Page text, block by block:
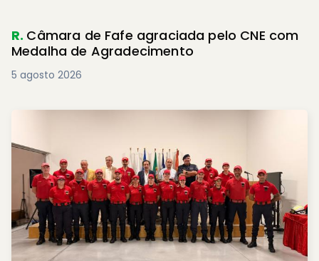
R. Câmara de Fafe agraciada pelo CNE com
Medalha de Agradecimento
5 agosto 2026